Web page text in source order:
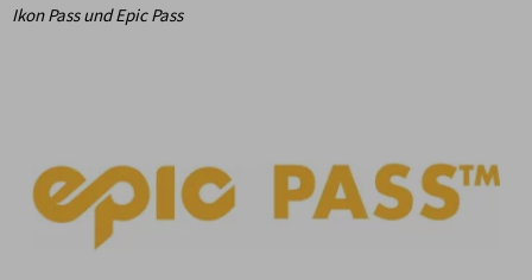
Ikon Pass und Epic Pass